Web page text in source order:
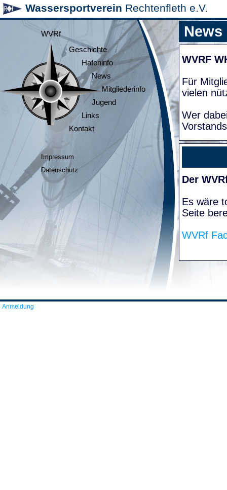
Wassersportverein Rechtenfleth e.V.
WVRf
Geschichte
Hafeninfo
News
Mitgliederinfo
Jugend
Links
Kontakt
Impressum
Datenschutz
News
WVRF
Für
vielen
Wer
Der
Es wäre
Seite
WVRf
Anmeldung